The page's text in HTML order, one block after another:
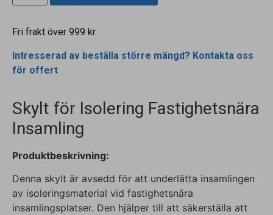
Fri frakt över 999 kr
Intresserad av beställa större mängd? Kontakta oss
för offert
Skylt för Isolering Fastighetsnära
Insamling
Produktbeskrivning:
Denna skylt är avsedd för att underlätta insamlingen
av isoleringsmaterial vid fastighetsnära
insamlingsplatser. Den hjälper till att säkerställa att